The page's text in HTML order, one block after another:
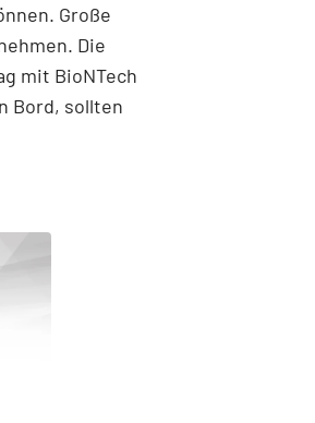
Große
Die
mit BioNTech
Bord, sollten